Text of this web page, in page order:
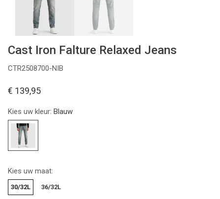
Cast Iron Falture Relaxed Jeans
CTR2508700-NIB
€ 139,95
Kies uw kleur: Blauw
Kies uw maat:
30/32L 36/32L